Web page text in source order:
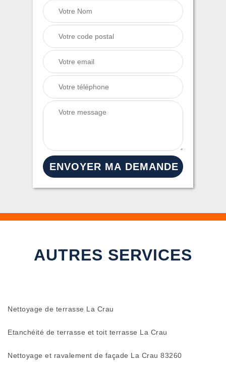
AUTRES SERVICES
Nettoyage de terrasse La Crau
Etanchéité de terrasse et toit terrasse La Crau
Nettoyage et ravalement de façade La Crau 83260